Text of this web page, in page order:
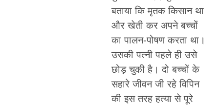
बताया कि मृतक किसान था
और खेती कर अपने बच्चों
का पालन-पोषण करता था।
उसकी पत्नी पहले ही उसे
छोड़ चुकी है। दो बच्चों के
सहारे जीवन जी रहे विपिन
की इस तरह हत्या से पूरे